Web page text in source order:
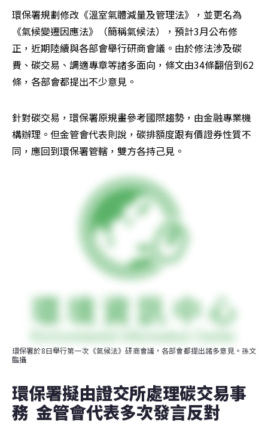
環保署規劃修改《溫室氣體減量及管理法》，並更名為
《氣候變遷因應法》（簡稱氣候法），預計3月公布修
正，近期陸續與各部會舉行研商會議。由於修法涉及碳
費、碳交易、調適專章等諸多面向，條文由34條翻倍到62
條，各部會都提出不少意見。
針對碳交易，環保署原規畫參考國際趨勢，由金融專業機
構辦理。但金管會代表則說，碳排額度跟有價證券性質不
同，應回到環保署管轄，雙方各持己見。
環保署於8日舉行第一次《氣候法》研商會議，各部會都提出諸多意見。孫文
臨攝
環保署擬由證交所處理碳交易事
務  金管會代表多次發言反對